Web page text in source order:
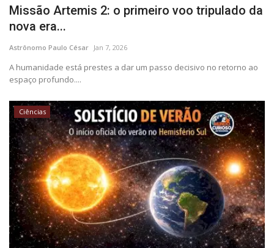
Missão Artemis 2: o primeiro voo tripulado da
nova era...
Astrônomo Paulo César Jan 7, 2026
A humanidade está prestes a dar um passo decisivo no retorno ao
espaço profundo....
Ciências